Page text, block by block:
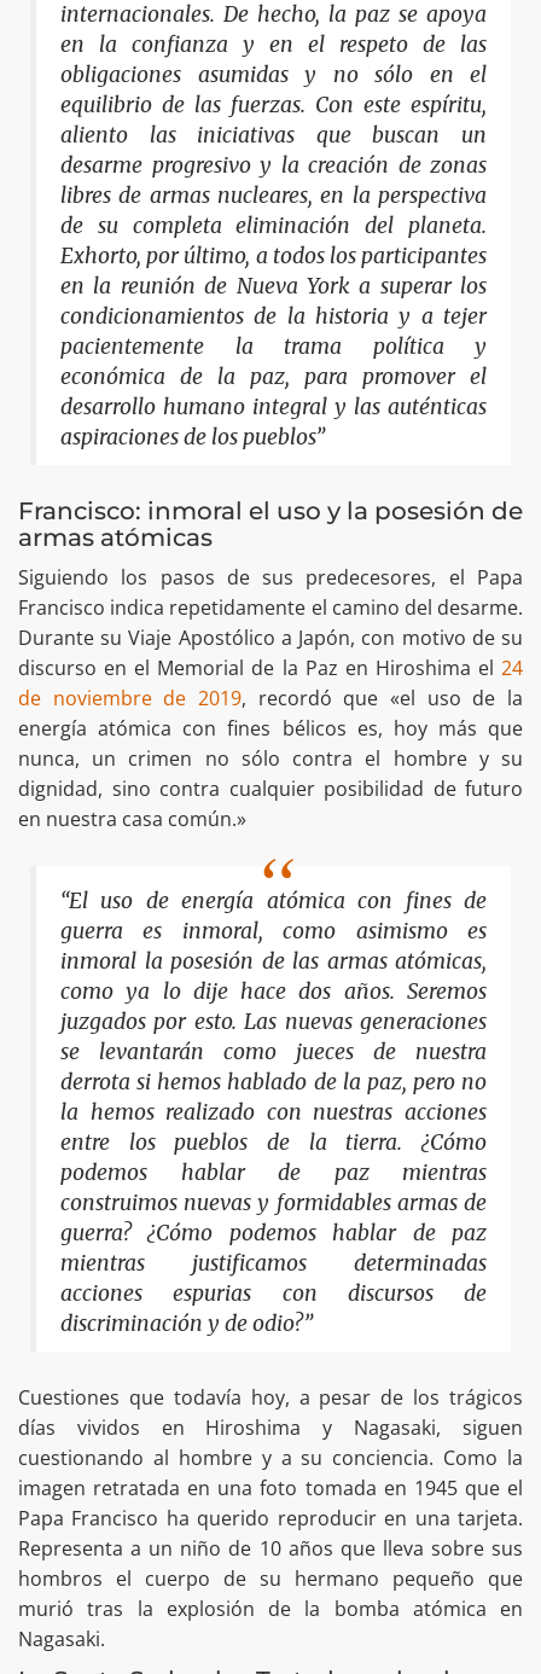
internacionales. De hecho, la paz se apoya
en la confianza y en el respeto de las
obligaciones asumidas y no sólo en el
equilibrio de las fuerzas. Con este espíritu,
aliento las iniciativas que buscan un
desarme progresivo y la creación de zonas
libres de armas nucleares, en la perspectiva
de su completa eliminación del planeta.
Exhorto, por último, a todos los participantes
en la reunión de Nueva York a superar los
condicionamientos de la historia y a tejer
pacientemente la trama política y
económica de la paz, para promover el
desarrollo humano integral y las auténticas
aspiraciones de los pueblos”
Francisco: inmoral el uso y la posesión de
armas atómicas
Siguiendo los pasos de sus predecesores, el Papa
Francisco indica repetidamente el camino del desarme.
Durante su Viaje Apostólico a Japón, con motivo de su
discurso en el Memorial de la Paz en Hiroshima el 24
de noviembre de 2019, recordó que «el uso de la
energía atómica con fines bélicos es, hoy más que
nunca, un crimen no sólo contra el hombre y su
dignidad, sino contra cualquier posibilidad de futuro
en nuestra casa común.»
“El uso de energía atómica con fines de
guerra es inmoral, como asimismo es
inmoral la posesión de las armas atómicas,
como ya lo dije hace dos años. Seremos
juzgados por esto. Las nuevas generaciones
se levantarán como jueces de nuestra
derrota si hemos hablado de la paz, pero no
la hemos realizado con nuestras acciones
entre los pueblos de la tierra. ¿Cómo
podemos hablar de paz mientras
construimos nuevas y formidables armas de
guerra? ¿Cómo podemos hablar de paz
mientras justificamos determinadas
acciones espurias con discursos de
discriminación y de odio?”
Cuestiones que todavía hoy, a pesar de los trágicos
días vividos en Hiroshima y Nagasaki, siguen
cuestionando al hombre y a su conciencia. Como la
imagen retratada en una foto tomada en 1945 que el
Papa Francisco ha querido reproducir en una tarjeta.
Representa a un niño de 10 años que lleva sobre sus
hombros el cuerpo de su hermano pequeño que
murió tras la explosión de la bomba atómica en
Nagasaki.